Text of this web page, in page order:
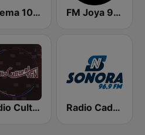
Xtrema 101.3 FM FM Joya 92.9
Radio Cultural TGN Radio Cadena Sonora